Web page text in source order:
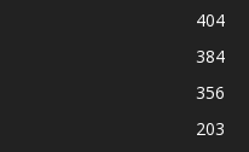
404
384
356
203